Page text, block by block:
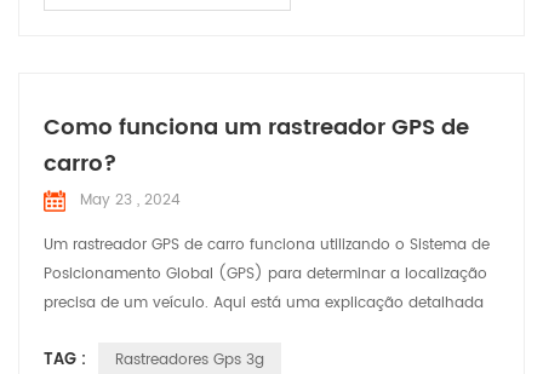
Como funciona um rastreador GPS de
carro?
May 23 , 2024
Um rastreador GPS de carro funciona utilizando o Sistema de
Posicionamento Global (GPS) para determinar a localização
precisa de um veículo. Aqui está uma explicação detalhada
rede de satélites que orbitam a Terra. Esses satélites
TAG :
Rastreadores Gps 3g